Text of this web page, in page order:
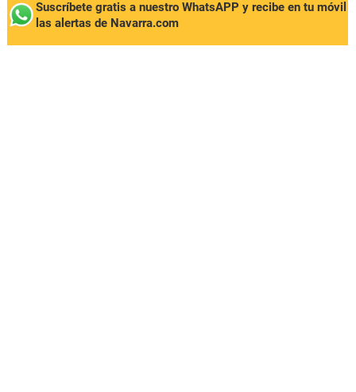
Suscríbete gratis a nuestro WhatsAPP y recibe en tu móvil
las alertas de Navarra.com